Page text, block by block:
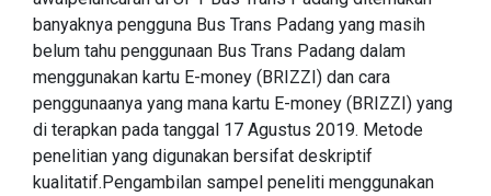
banyaknya pengguna Bus Trans Padang yang masih
belum tahu penggunaan Bus Trans Padang dalam
menggunakan kartu E-money (BRIZZI) dan cara
penggunaanya yang mana kartu E-money (BRIZZI) yang
di terapkan pada tanggal 17 Agustus 2019. Metode
penelitian yang digunakan bersifat deskriptif
kualitatif.Pengambilan sampel peneliti menggunakan